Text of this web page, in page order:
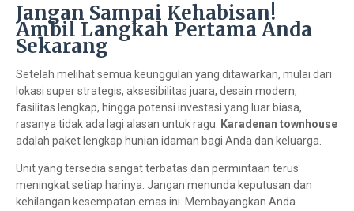
Jangan Sampai Kehabisan!
Ambil Langkah Pertama Anda
Sekarang
Setelah melihat semua keunggulan yang ditawarkan, mulai dari
lokasi super strategis, aksesibilitas juara, desain modern,
fasilitas lengkap, hingga potensi investasi yang luar biasa,
rasanya tidak ada lagi alasan untuk ragu. Karadenan townhouse
adalah paket lengkap hunian idaman bagi Anda dan keluarga.
Unit yang tersedia sangat terbatas dan permintaan terus
meningkat setiap harinya. Jangan menunda keputusan dan
kehilangan kesempatan emas ini. Membayangkan Anda